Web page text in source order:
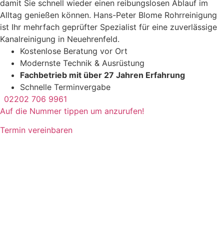
damit Sie schnell wieder einen reibungslosen Ablauf im
Alltag genießen können. Hans-Peter Blome Rohrreinigung
ist Ihr mehrfach geprüfter Spezialist für eine zuverlässige
Kanalreinigung in Neuehrenfeld.
Kostenlose Beratung vor Ort
Modernste Technik & Ausrüstung
Fachbetrieb mit über 27 Jahren Erfahrung
Schnelle Terminvergabe
02202 706 9961
Auf die Nummer tippen um anzurufen!
Termin vereinbaren